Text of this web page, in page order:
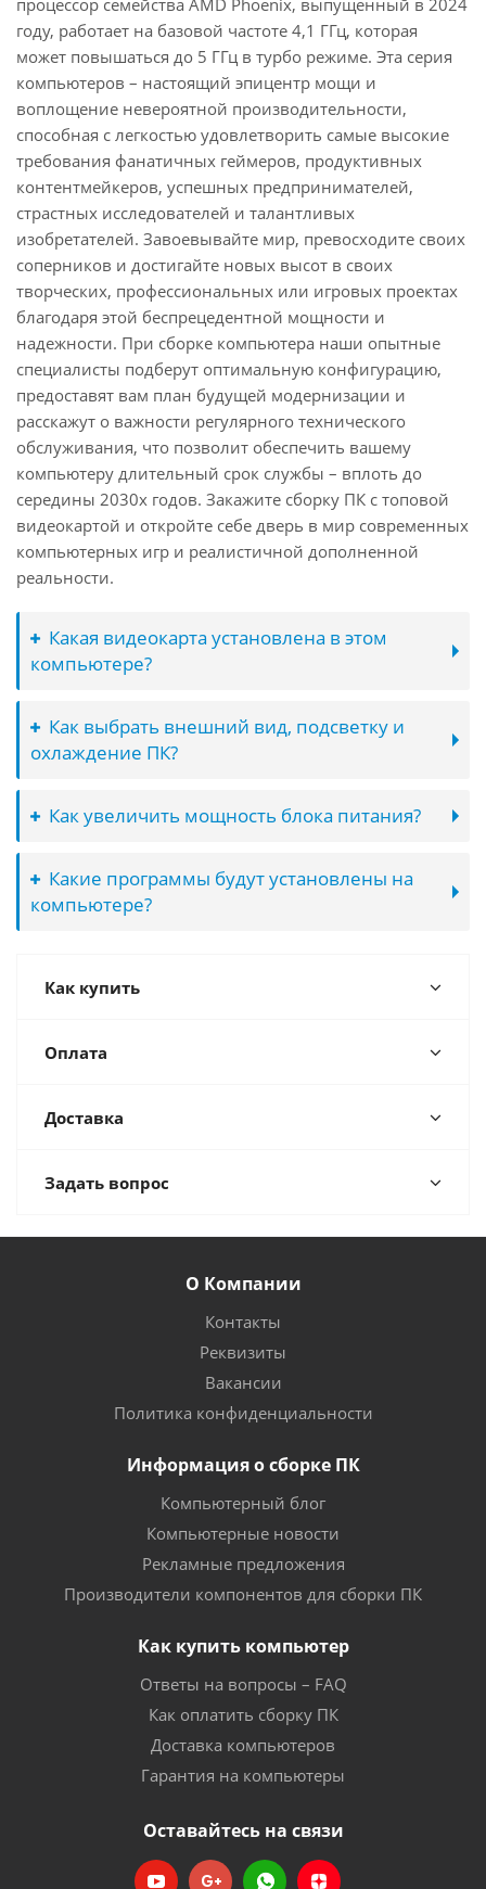
процессор семейства AMD Phoenix, выпущенный в 2024
году, работает на базовой частоте 4,1 ГГц, которая
может повышаться до 5 ГГц в турбо режиме. Эта серия
компьютеров – настоящий эпицентр мощи и
воплощение невероятной производительности,
способная с легкостью удовлетворить самые высокие
требования фанатичных геймеров, продуктивных
контентмейкеров, успешных предпринимателей,
страстных исследователей и талантливых
изобретателей. Завоевывайте мир, превосходите своих
соперников и достигайте новых высот в своих
творческих, профессиональных или игровых проектах
благодаря этой беспрецедентной мощности и
надежности. При сборке компьютера наши опытные
специалисты подберут оптимальную конфигурацию,
предоставят вам план будущей модернизации и
расскажут о важности регулярного технического
обслуживания, что позволит обеспечить вашему
компьютеру длительный срок службы – вплоть до
середины 2030х годов. Закажите сборку ПК с топовой
видеокартой и откройте себе дверь в мир современных
компьютерных игр и реалистичной дополненной
реальности.
Какая видеокарта установлена в этом
компьютере?
Как выбрать внешний вид, подсветку и
охлаждение ПК?
Как увеличить мощность блока питания?
Какие программы будут установлены на
компьютере?
Как купить
Оплата
Доставка
Задать вопрос
О Компании
Контакты
Реквизиты
Вакансии
Политика конфиденциальности
Информация о сборке ПК
Компьютерный блог
Компьютерные новости
Рекламные предложения
Производители компонентов для сборки ПК
Как купить компьютер
Ответы на вопросы – FAQ
Как оплатить сборку ПК
Доставка компьютеров
Гарантия на компьютеры
Оставайтесь на связи